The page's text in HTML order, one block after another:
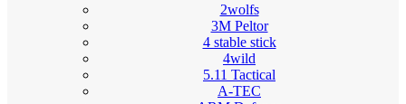
2wolfs
3M Peltor
4 stable stick
4wild
5.11 Tactical
A-TEC